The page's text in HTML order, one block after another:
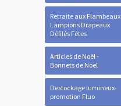
Retraite aux Flambeaux
Lampions Drapeaux
Défilés Fêtes
Articles de Noël -
Bonnets de Noel
Destockage lumineux-
promotion Fluo